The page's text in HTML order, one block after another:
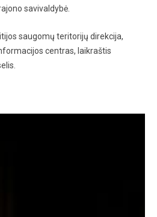
savivaldybė.
saugomų teritorijų direkcija,
centras, laikraštis